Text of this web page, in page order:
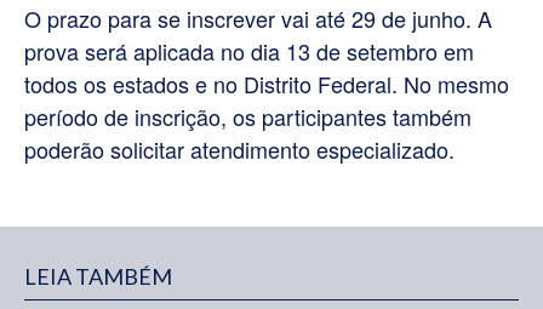
O prazo para se inscrever vai até 29 de junho. A
prova será aplicada no dia 13 de setembro em
todos os estados e no Distrito Federal. No mesmo
período de inscrição, os participantes também
poderão solicitar atendimento especializado.
LEIA TAMBÉM